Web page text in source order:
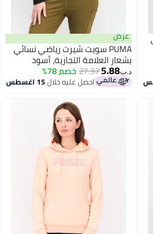
عرض
PUMA سويت شيرت رياضي نسائي
بشعار العلامة التجارية، أسود
5.88
27.37خصم 78%
احصل عليه خلال15 اغسطس